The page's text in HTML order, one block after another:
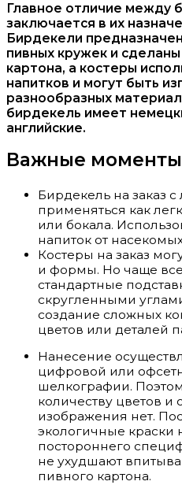
Главное отличие между
заключается в их
Бирдекели
пивных кружек и
картона, а костеры
напитков и могут быть
разнообразных
бирдекель имеет
английские.
Важные
Бирдекель на заказ
применяться как
или бокала.
напиток от
Костеры на заказ
и формы. Но чаще
стандартные
скругленными
создание сложных
цветов или деталей
Нанесение
цифровой или
шелкографии.
количеству цветов и
изображения нет.
экологичные краски
постороннего
не ухудшают
пивного картона.